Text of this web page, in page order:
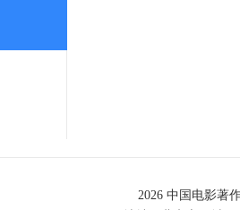
2026 中国电影著